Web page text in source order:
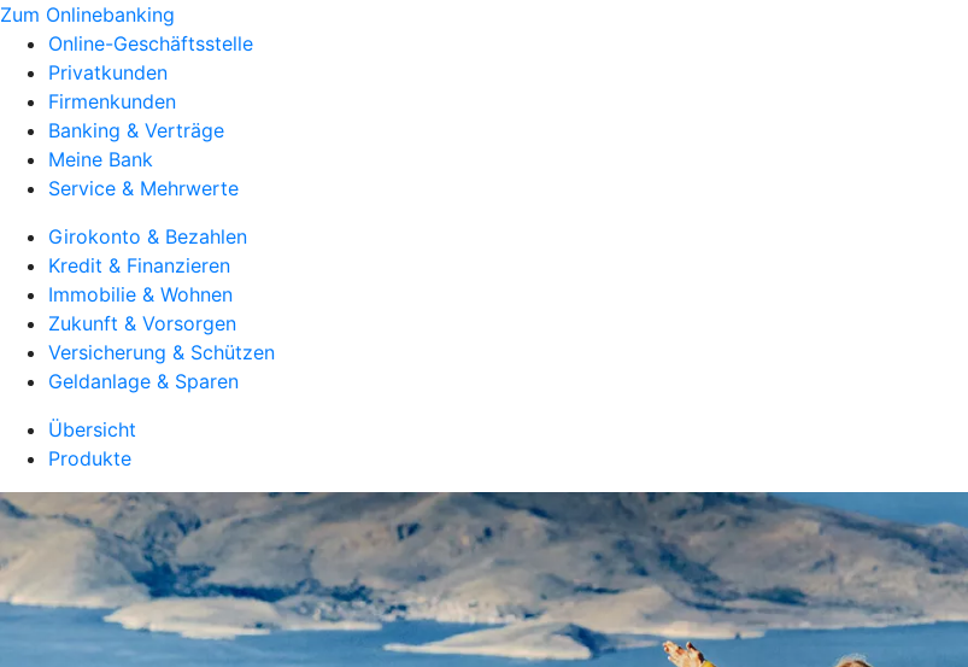
Zum Onlinebanking
Online-Geschäftsstelle
Privatkunden
Firmenkunden
Banking & Verträge
Meine Bank
Service & Mehrwerte
Girokonto & Bezahlen
Kredit & Finanzieren
Immobilie & Wohnen
Zukunft & Vorsorgen
Versicherung & Schützen
Geldanlage & Sparen
Übersicht
Produkte